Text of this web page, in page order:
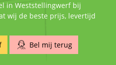
in Weststellingwerf bij
wij de beste prijs, levertijd
Bel mij terug